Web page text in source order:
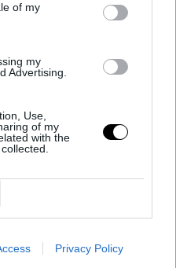
of my
my
Advertising.
Use,
of my
with the
Privacy Policy
számos részletében